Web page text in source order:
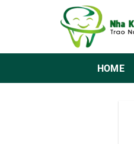
HOME